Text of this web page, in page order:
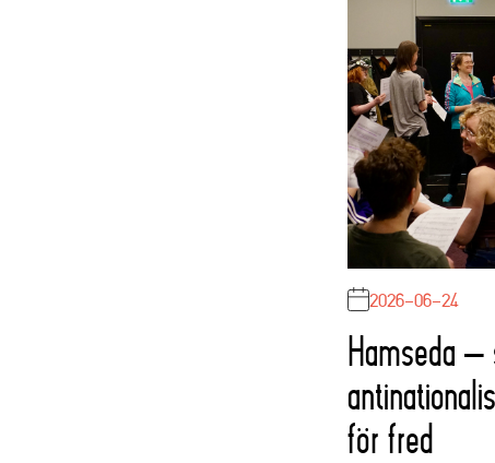
2026-06-24
Hamseda –
för fred